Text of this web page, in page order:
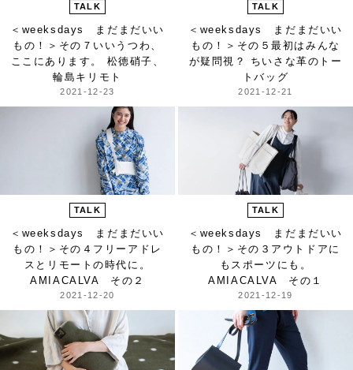
TALK
＜weeksdays まだまだいい
もの！＞ その７いいうつわ、
ここにあります。 松徳硝子、
輪島キリモト
2021-12-23
TALK
＜weeksdays まだまだいい
もの！＞ その５最初はみんな
が疑問視？ ちいさな革のトー
トバッグ
2021-12-21
TALK
＜weeksdays まだまだいい
もの！＞ その４フリーアドレ
スとリモートの時代に。
AMIACALVA その２
2021-12-20
TALK
＜weeksdays まだまだいい
もの！＞ その３アウトドアに
もスポーツにも。
AMIACALVA その１
2021-12-19